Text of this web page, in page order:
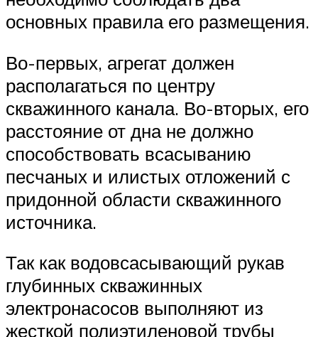
основных правила его размещения.
Во-первых, агрегат должен
располагаться по центру
скважинного канала. Во-вторых, его
расстояние от дна не должно
способствовать всасыванию
песчаных и илистых отложений с
придонной области скважинного
источника.
Так как водовсасывающий рукав
глубинных скважинных
электронасосов выполняют из
жесткой полиэтиленовой трубы